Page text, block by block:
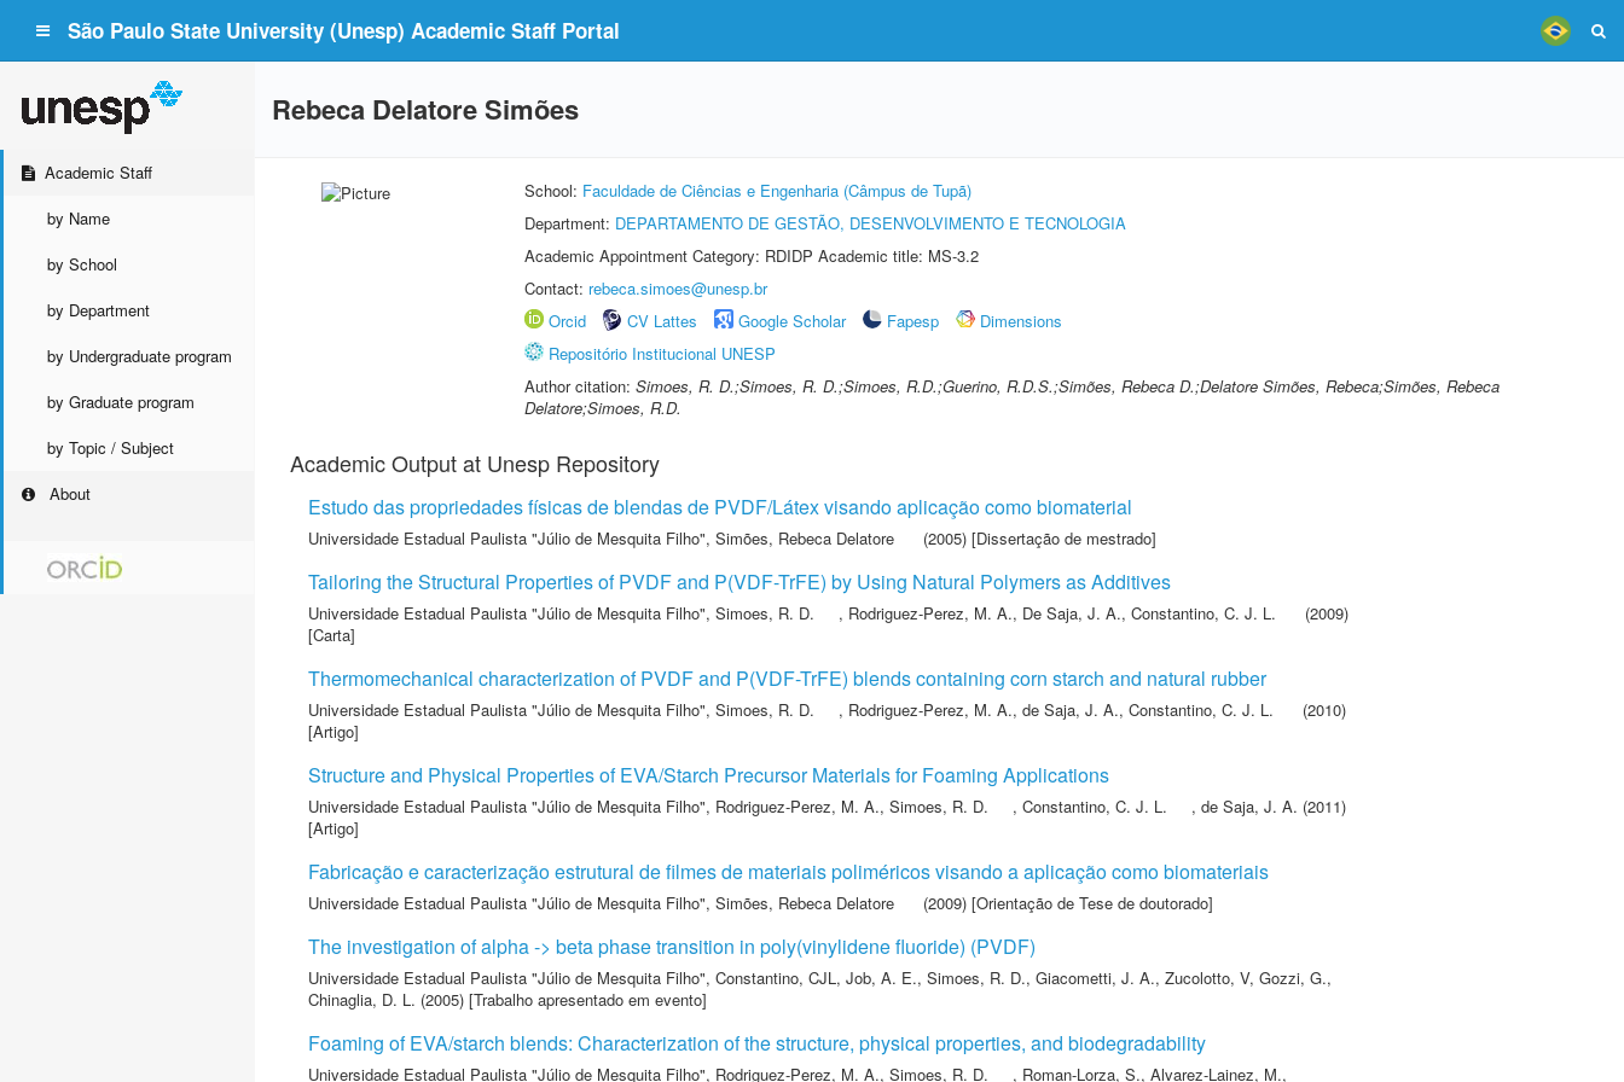
São Paulo State University (Unesp) Academic Staff Portal
Academic Staff
by Name
by School
by Department
by Undergraduate program
by Graduate program
by Topic / Subject
About
Rebeca Delatore Simões
School: Faculdade de Ciências e Engenharia (Câmpus de Tupã)
Department: DEPARTAMENTO DE GESTÃO, DESENVOLVIMENTO E TECNOLOGIA
Academic Appointment Category: RDIDP Academic title: MS-3.2
Contact: rebeca.simoes@unesp.br
Orcid
CV Lattes Google Scholar Fapesp
Dimensions
Repositório Institucional UNESP
Author citation: Simoes, R. D.;Simoes, R. D.;Simoes, R.D.;Guerino, R.D.S.;Simões, Rebeca D.;Delatore Simões, Rebeca;Simões, Rebeca
Delatore;Simoes, R.D.
Academic Output at Unesp Repository
Estudo das propriedades físicas de blendas de PVDF/Látex visando aplicação como biomaterial
Universidade Estadual Paulista "Júlio de Mesquita Filho", Simões, Rebeca Delatore (2005) [Dissertação de mestrado]
Tailoring the Structural Properties of PVDF and P(VDF-TrFE) by Using Natural Polymers as Additives
Universidade Estadual Paulista "Júlio de Mesquita Filho", Simoes, R. D. , Rodriguez-Perez, M. A., De Saja, J. A., Constantino, C. J. L.
(2009)
[Carta]
Thermomechanical characterization of PVDF and P(VDF-TrFE) blends containing corn starch and natural rubber
Universidade Estadual Paulista "Júlio de Mesquita Filho", Simoes, R. D. , Rodriguez-Perez, M. A., de Saja, J. A., Constantino, C. J. L.
(2010)
[Artigo]
Structure and Physical Properties of EVA/Starch Precursor Materials for Foaming Applications
Universidade Estadual Paulista "Júlio de Mesquita Filho", Rodriguez-Perez, M. A., Simoes, R. D. , Constantino, C. J. L. , de Saja, J. A. (2011)
[Artigo]
Fabricação e caracterização estrutural de filmes de materiais poliméricos visando a aplicação como biomateriais
Universidade Estadual Paulista "Júlio de Mesquita Filho", Simões, Rebeca Delatore (2009) [Orientação de Tese de doutorado]
The investigation of alpha -> beta phase transition in poly(vinylidene fluoride) (PVDF)
Universidade Estadual Paulista "Júlio de Mesquita Filho", Constantino, CJL, Job, A. E., Simoes, R. D., Giacometti, J. A., Zucolotto, V, Gozzi, G.,
Chinaglia, D. L. (2005) [Trabalho apresentado em evento]
Foaming of EVA/starch blends: Characterization of the structure, physical properties, and biodegradability
Universidade Estadual Paulista "Júlio de Mesquita Filho", Rodriguez-Perez, M. A., Simoes, R. D. , Roman-Lorza, S., Alvarez-Lainez, M.,